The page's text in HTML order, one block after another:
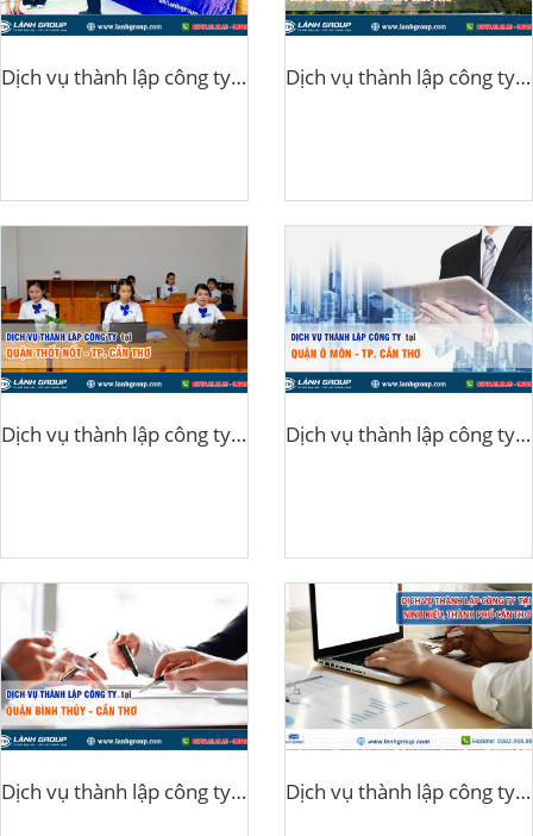
Dịch vụ thành lập công ty tại huyện Cờ Đỏ Cần Thơ Dịch vụ thành lập công ty tại huyện Vĩnh Thạnh Cần Thơ
Dịch vụ thành lập công ty tại quận Thốt Nốt Cần Thơ Dịch vụ thành lập công ty tại quận Ô Môn, Cần Thơ
Dịch vụ thành lập công ty tại quận Bình Thủy, Cần Thơ Dịch vụ thành lập công ty tại Quận Ninh Kiều, Thành phố Cần Thơ